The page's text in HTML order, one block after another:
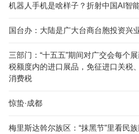
机器人手机是啥样子？折射中国AI智
国台办：大陆是广大台商台胞投资兴
三部门：“十五五”期间对广交会每个
税额度内的进口展品，免征进口关税
消费税
惊蛰·成都
梅里斯达斡尔族区：“抹黑节”里看民